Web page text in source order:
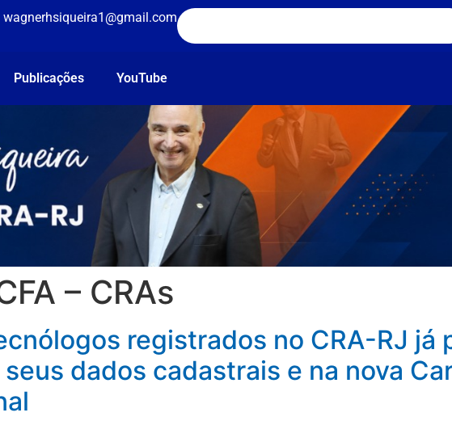
wagnerhsiqueira1@gmail.com
Publicações YouTube
– CRAs
registrados no CRA-RJ já
dados cadastrais e na nova